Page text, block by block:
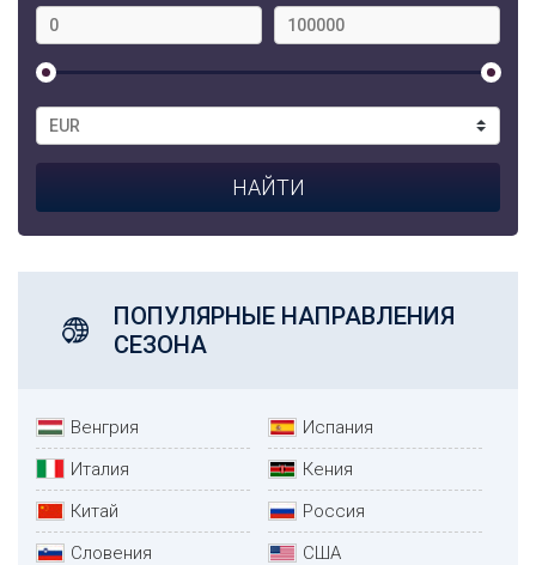
ПОПУЛЯРНЫЕ НАПРАВЛЕНИЯ
СЕЗОНА
Венгрия
Испания
Италия
Кения
Китай
Россия
Словения
США